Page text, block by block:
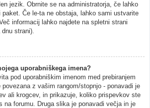
jezik. Obrnite se na administratorja, če lahko
Če le-ta ne obstaja, lahko sami ustvarite
informacij lahko najdete na spletni strani
strani).
uporabniškega imena?
pod uporabniškim imenom med prebiranjem
z vašim rangom/stopnjo - ponavadi je
ali krogcev, in prikazuje, koliko prispevkov ste
na forumu. Druga slika je ponavadi večja in je